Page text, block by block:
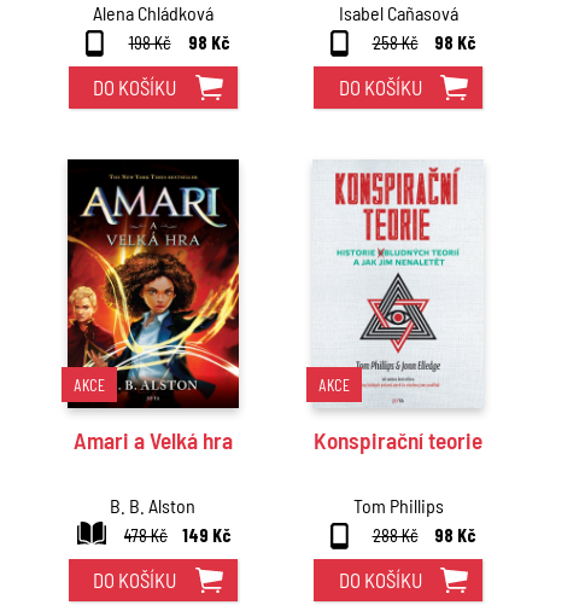
Alena Chládková
198 Kč
98 Kč
DO KOŠÍKU
Isabel Cañasová
258 Kč
98 Kč
DO KOŠÍKU
AKCE
Amari a Velká hra
B. B. Alston
478 Kč
149 Kč
DO KOŠÍKU
AKCE
Konspirační teorie
Tom Phillips
288 Kč
98 Kč
DO KOŠÍKU